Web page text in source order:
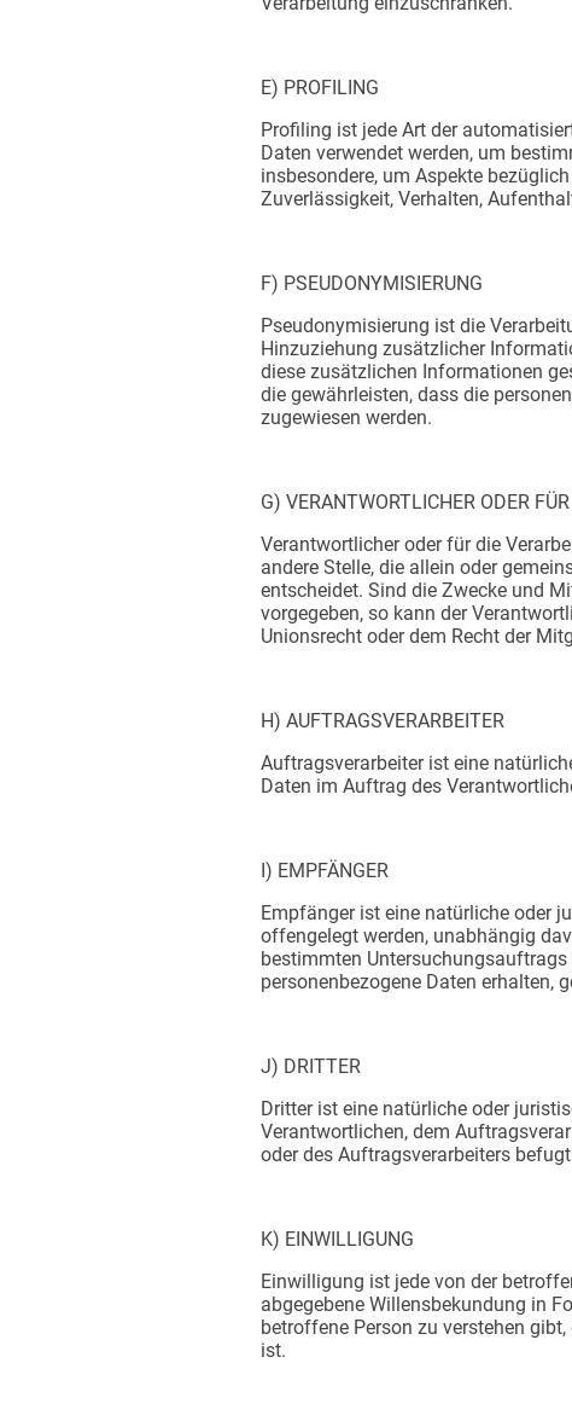
E) PROFILING
Profiling ist jede Art der
Daten verwendet werden, um
insbesondere, um Aspekte
Zuverlässigkeit, Verhalten,
F) PSEUDONYMISIERUNG
​Pseudonymisierung ist die
Hinzuziehung zusätzlicher
diese zusätzlichen Informationen
die gewährleisten, dass die
zugewiesen werden.
G) VERANTWORTLICHER ODER
​Verantwortlicher oder für die
andere Stelle, die allein oder
entscheidet. Sind die Zwecke und
vorgegeben, so kann der
Unionsrecht oder dem Recht der
H) AUFTRAGSVERARBEITER
​Auftragsverarbeiter ist eine
Daten im Auftrag des
I) EMPFÄNGER
​Empfänger ist eine natürliche oder
offengelegt werden, unabhängig
bestimmten
personenbezogene Daten erhalten,
J) DRITTER
​Dritter ist eine natürliche oder
Verantwortlichen, dem
oder des Auftragsverarbeiters
K) EINWILLIGUNG
Einwilligung ist jede von der
abgegebene Willensbekundung in
betroffene Person zu verstehen
ist.